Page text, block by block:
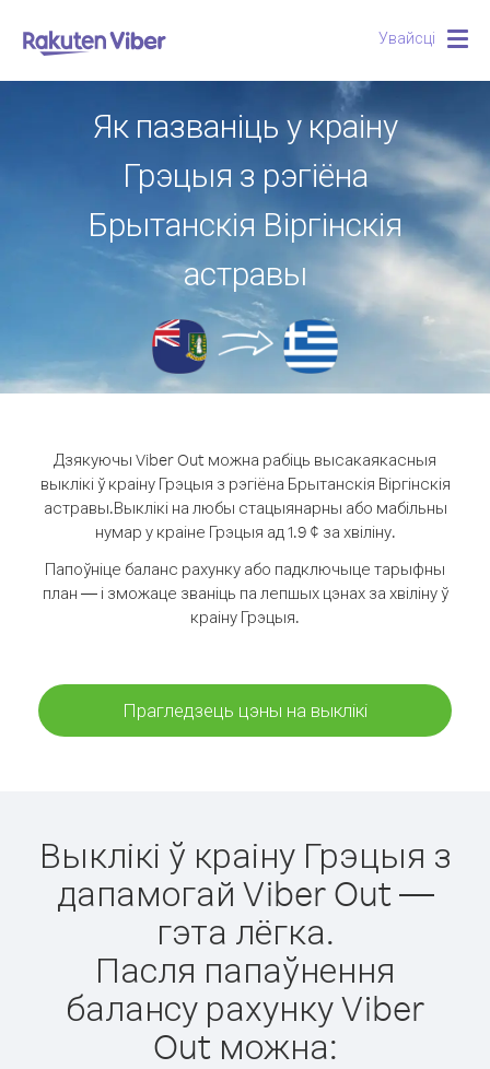
Увайсці
Як пазваніць у краіну
Грэцыя з рэгіёна
Брытанскія Віргінскія
астравы
Дзякуючы Viber Out можна рабіць высакаякасныя
выклікі ў краіну Грэцыя з рэгіёна Брытанскія Віргінскія
астравы.Выклікі на любы стацыянарны або мабільны
нумар у краіне Грэцыя ад 1.9 ¢ за хвіліну.
Папоўніце баланс рахунку або падключыце тарыфны
план — і зможаце званіць па лепшых цэнах за хвіліну ў
краіну Грэцыя.
Прагледзець цэны на выклікі
Выклікі ў краіну Грэцыя з
дапамогай Viber Out —
гэта лёгка.
Пасля папаўнення
балансу рахунку Viber
Out можна: